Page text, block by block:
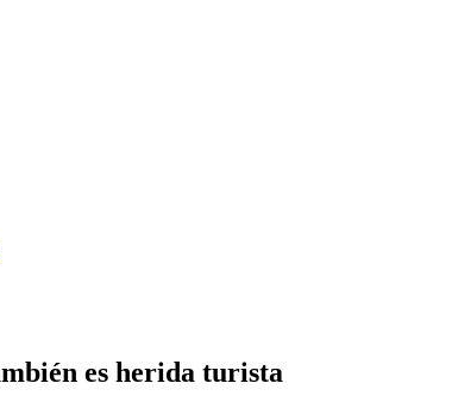
es herida turista